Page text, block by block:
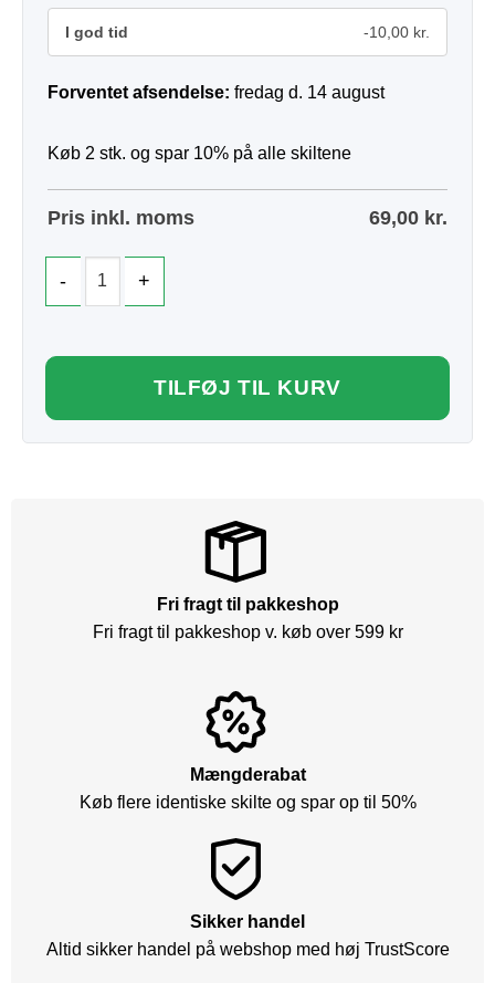
I god tid -10,00 kr.
Forventet afsendelse: fredag d. 14 august
Køb 2 stk. og spar 10% på alle skiltene
Pris inkl. moms 69,00 kr.
TILFØJ TIL KURV
Fri fragt til pakkeshop
Fri fragt til pakkeshop v. køb over 599 kr
Mængderabat
Køb flere identiske skilte og spar op til 50%
Sikker handel
Altid sikker handel på webshop med høj TrustScore